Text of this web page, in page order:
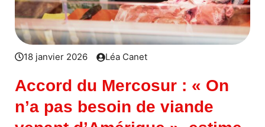
18 janvier 2026 Léa Canet
Accord du Mercosur : « On
n’a pas besoin de viande